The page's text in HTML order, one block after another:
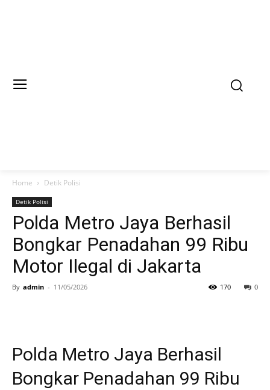
Home Detik Polisi
Detik Polisi
Polda Metro Jaya Berhasil
Bongkar Penadahan 99 Ribu
Motor Ilegal di Jakarta
By admin - 11/05/2026 0
170
Polda Metro Jaya Berhasil
Bongkar Penadahan 99 Ribu